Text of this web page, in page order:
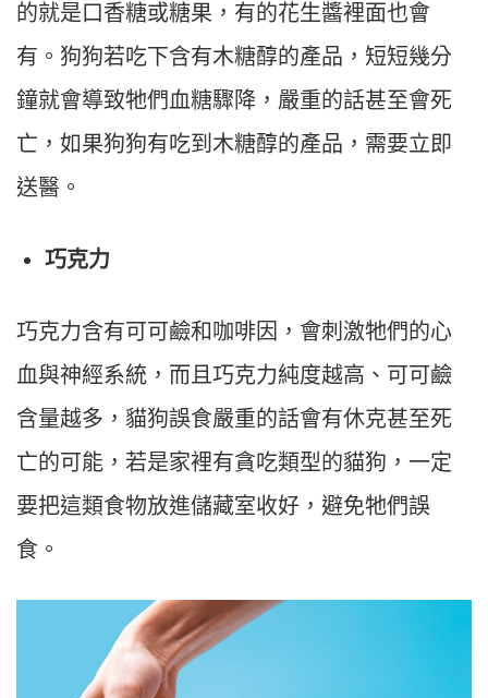
的就是口香糖或糖果，有的花生醬裡面也會
有。狗狗若吃下含有木糖醇的產品，短短幾分
鐘就會導致牠們血糖驟降，嚴重的話甚至會死
亡，如果狗狗有吃到木糖醇的產品，需要立即
送醫。
巧克力
巧克力含有可可鹼和咖啡因，會刺激牠們的心
血與神經系統，而且巧克力純度越高、可可鹼
含量越多，貓狗誤食嚴重的話會有休克甚至死
亡的可能，若是家裡有貪吃類型的貓狗，一定
要把這類食物放進儲藏室收好，避免牠們誤
食。